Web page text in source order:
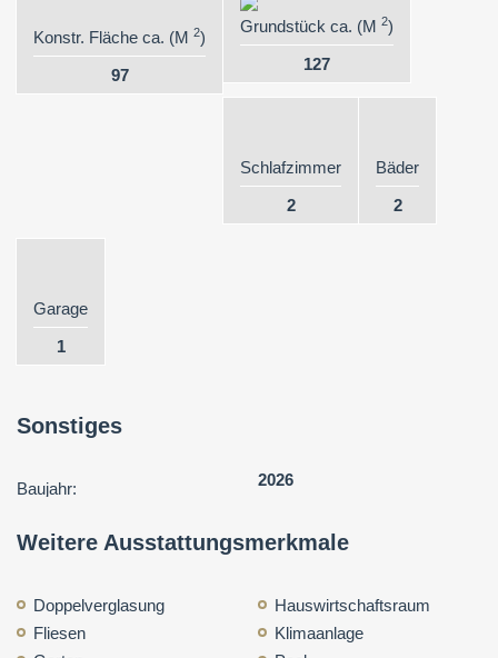
Konstr. Fläche ca. (M 2)
97
Grundstück ca. (M 2)
127
Schlafzimmer
2
Bäder
2
Garage
1
Sonstiges
Baujahr: 2026
Weitere Ausstattungsmerkmale
Doppelverglasung
Fliesen
Hauswirtschaftsraum
Klimaanlage